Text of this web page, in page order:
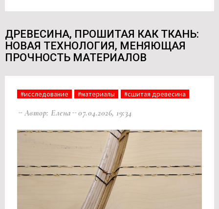
ДРЕВЕСИНА, ПРОШИТАЯ КАК ТКАНЬ:
НОВАЯ ТЕХНОЛОГИЯ, МЕНЯЮЩАЯ
ПРОЧНОСТЬ МАТЕРИАЛОВ
#исследование #материалы #сшитая древесина
Автор: Елена 07.04.2026, 19:34